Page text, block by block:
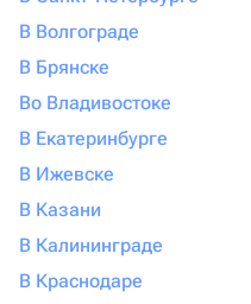
В Волгограде
В Брянске
Во Владивостоке
В Екатеринбурге
В Ижевске
В Казани
В Калининграде
В Краснодаре